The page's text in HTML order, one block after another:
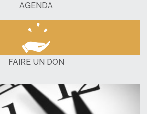
AGENDA
FAIRE UN DON